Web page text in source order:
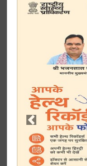
Previous